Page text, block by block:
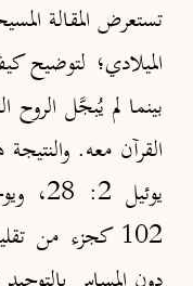
تستعرض المقالة
الميلادي؛
بينما لم يُبجَّل
القرآن معه.
102 كجزء من